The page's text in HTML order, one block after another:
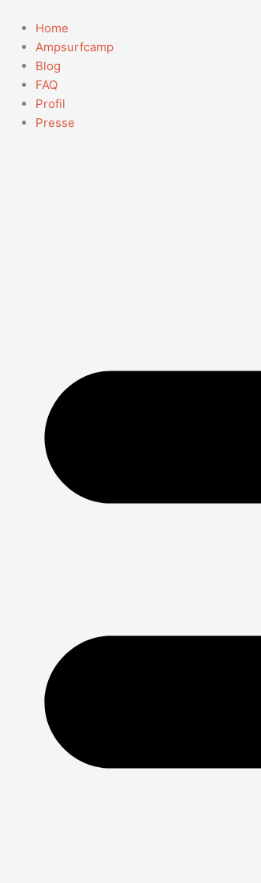
Inhalt
springen
Home
Ampsurfcamp
Blog
FAQ
Profil
Presse